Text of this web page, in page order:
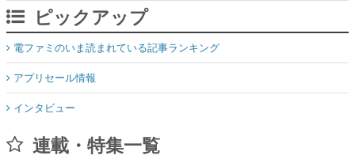
ピックアップ
電ファミのいま読まれている記事ランキング
アプリセール情報
インタビュー
連載・特集一覧